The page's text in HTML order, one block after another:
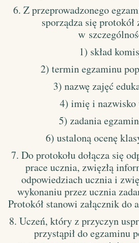
6. Z przeprowadzonego
sporządza się
w
1) skład
2) termin egzaminu
3) nazwę zajęć
4) imię i nazwisko
5) zadania
6) ustaloną ocenę
7. Do protokołu dołącza się
prace ucznia, zwięzłą
odpowiedziach ucznia i
wykonaniu przez ucznia
Protokół stanowi załącznik do
8. Uczeń, który z przyczyn
przystąpił do egzaminu